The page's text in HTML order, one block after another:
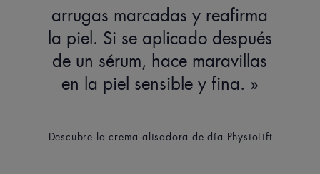
arrugas marcadas y reafirma
la piel. Si se aplicado después
de un sérum, hace maravillas
en la piel sensible y fina.
Descubre la crema alisadora de día PhysioLift